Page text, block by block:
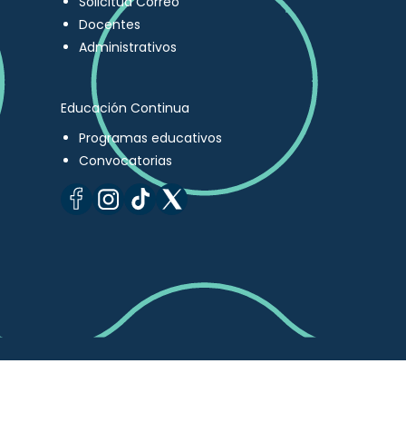
Docentes
Administrativos
Educación Continua
Programas educativos
Convocatorias